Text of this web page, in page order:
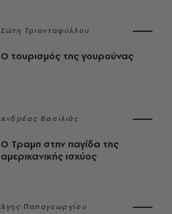
Σώτη Τριανταφύλλου
Ο τουρισμός της γουρούνας
Ανδρέας Βασιλιάς
Ο Τραμπ στην παγίδα της
αμερικανικής ισχύος
Άγης Παπαγεωργίου